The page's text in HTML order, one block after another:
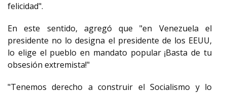
felicidad".
En este sentido, agregó que "en Venezuela el
presidente no lo designa el presidente de los EEUU,
lo elige el pueblo en mandato popular ¡Basta de tu
obsesión extremista!"
"Tenemos derecho a construir el Socialismo y lo